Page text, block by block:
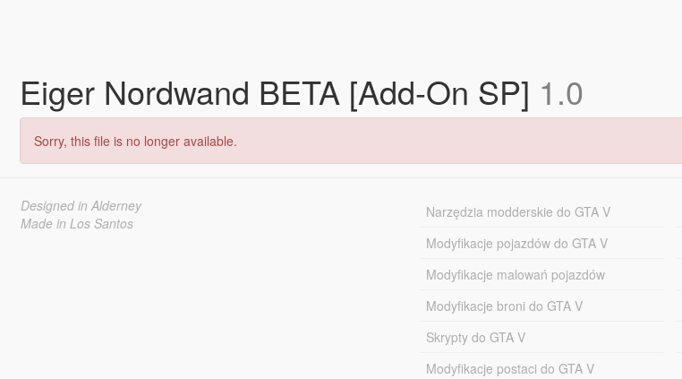
Eiger Nordwand BETA [Add-On SP] 1.0
Sorry, this file is no longer available.
Designed in Alderney
Made in Los Santos
Narzędzia modderskie do GTA V
Modyfikacje pojazdów do GTA V
Modyfikacje malowań pojazdów
Modyfikacje broni do GTA V
Skrypty do GTA V
Modyfikacje postaci do GTA V